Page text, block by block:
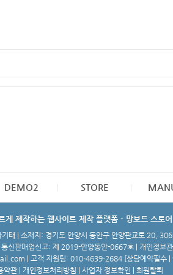
DEMO2 STORE
게 제작하는 웹사이트 제작 플랫폼 - 망보드 스토어
태 | 소재지: 경기도 안양시 동안구 안양판교로 20,
신판매업신고: 제 2019-안양동안-0667호 | 개인정보
| 고객 지원팀: 010-4639-2684 [상담예약필수 |
약관 개인정보처리방침 사업자 정보확인 회원탈퇴